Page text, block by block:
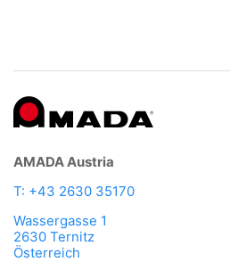
AMADA Austria
T: +43 2630 35170
Wassergasse 1
2630 Ternitz
Österreich